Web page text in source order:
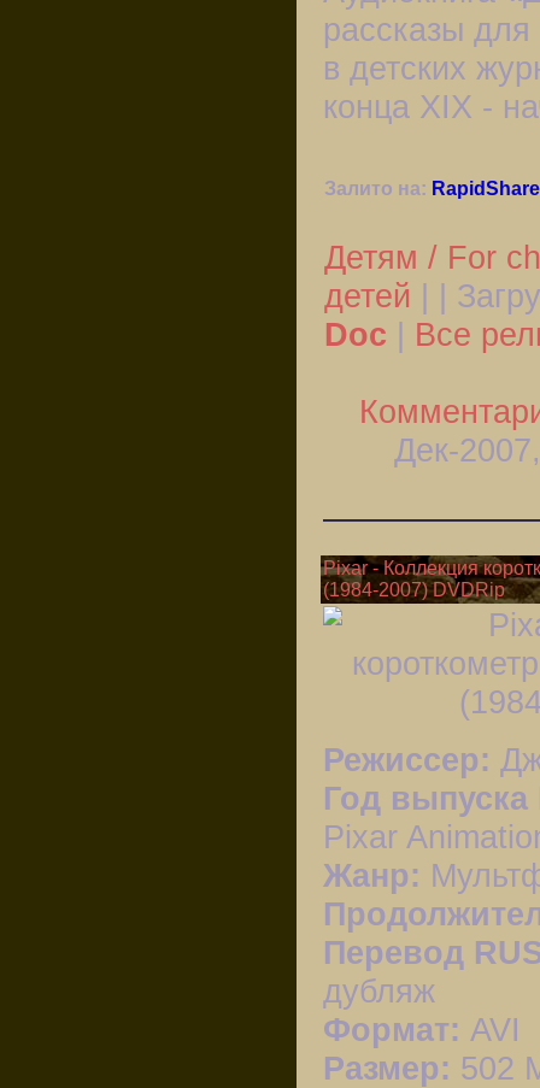
рассказы
в детских
конца XIX -
Залито на: RapidShare
Детям / For
детей | |
Doc | Все
Дек-
Pixar - Коллекция
(1984-2007) DVDRip
Режиссер:
Год выпуска
Pixar
Жанр:
Перевод
дубляж
Формат: AVI
Размер: 502